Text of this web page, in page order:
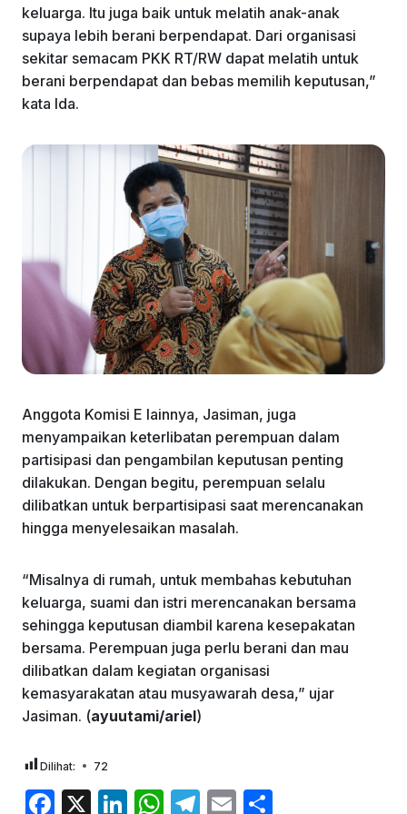
keluarga. Itu juga baik untuk melatih anak-anak
supaya lebih berani berpendapat. Dari organisasi
sekitar semacam PKK RT/RW dapat melatih untuk
berani berpendapat dan bebas memilih keputusan,”
kata Ida.
Anggota Komisi E lainnya, Jasiman, juga
menyampaikan keterlibatan perempuan dalam
partisipasi dan pengambilan keputusan penting
dilakukan. Dengan begitu, perempuan selalu
dilibatkan untuk berpartisipasi saat merencanakan
hingga menyelesaikan masalah.
“Misalnya di rumah, untuk membahas kebutuhan
keluarga, suami dan istri merencanakan bersama
sehingga keputusan diambil karena kesepakatan
bersama. Perempuan juga perlu berani dan mau
dilibatkan dalam kegiatan organisasi
kemasyarakatan atau musyawarah desa,” ujar
Jasiman. (ayuutami/ariel)
Dilihat: 72
F
X
Li W T
E